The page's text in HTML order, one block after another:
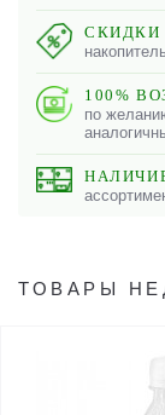
СКИДКИ
100%
по
ТОВАРЫ